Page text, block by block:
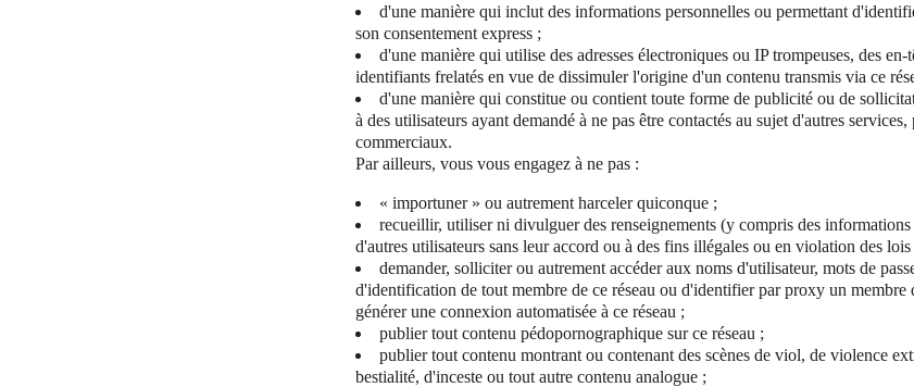
d'une manière qui inclut des informations personnelles ou permettant
son consentement express ;
d'une manière qui utilise des adresses électroniques ou IP trompeuses, des
identifiants frelatés en vue de dissimuler l'origine d'un contenu transmis via ce
d'une manière qui constitue ou contient toute forme de publicité ou de
à des utilisateurs ayant demandé à ne pas être contactés au sujet d'autres
commerciaux.
Par ailleurs, vous vous engagez à ne pas :
« importuner » ou autrement harceler quiconque ;
recueillir, utiliser ni divulguer des renseignements (y compris des informations
d'autres utilisateurs sans leur accord ou à des fins illégales ou en violation des
demander, solliciter ou autrement accéder aux noms d'utilisateur, mots de
d'identification de tout membre de ce réseau ou d'identifier par proxy un membre
générer une connexion automatisée à ce réseau ;
publier tout contenu pédopornographique sur ce réseau ;
publier tout contenu montrant ou contenant des scènes de viol, de violence
bestialité, d'inceste ou tout autre contenu analogue ;